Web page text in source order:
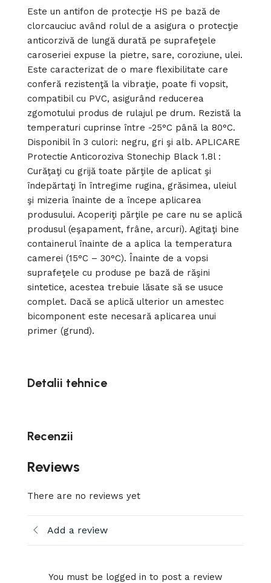
Este un antifon de protecţie HS pe bază de
clorcauciuc având rolul de a asigura o protecţie
anticorzivă de lungă durată pe suprafeţele
caroseriei expuse la pietre, sare, coroziune, ulei.
Este caracterizat de o mare flexibilitate care
conferă rezistenţă la vibraţie, poate fi vopsit,
compatibil cu PVC, asigurând reducerea
zgomotului produs de rulajul pe drum. Rezistă la
temperaturi cuprinse între -25°C până la 80°C.
Disponibil în 3 culori: negru, gri şi alb. APLICARE
Protectie Anticoroziva Stonechip Black 1.8l :
Curăţaţi cu grijă toate părţile de aplicat şi
îndepărtaţi în întregime rugina, grăsimea, uleiul
şi mizeria înainte de a începe aplicarea
produsului. Acoperiţi părţile pe care nu se aplică
produsul (eşapament, frâne, arcuri). Agitaţi bine
containerul înainte de a aplica la temperatura
camerei (15°C – 30°C). Înainte de a vopsi
suprafeţele cu produse pe bază de răşini
sintetice, acestea trebuie lăsate să se usuce
complet. Dacă se aplică ulterior un amestec
bicomponent este necesară aplicarea unui
primer (grund).
Detalii tehnice
Recenzii
Reviews
There are no reviews yet
Add a review
You must be logged in to post a review